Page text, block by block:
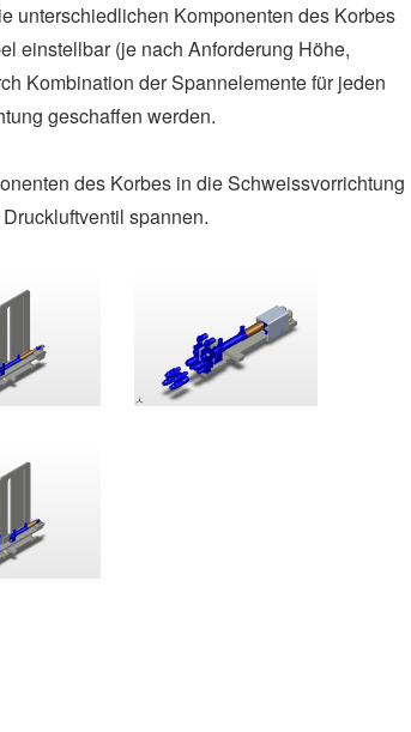
unterschiedlichen Komponenten des Korbes
einstellbar (je nach Anforderung Höhe,
Kombination der Spannelemente für jeden
geschaffen werden.
des Korbes in die Schweissvorrichtung
spannen.